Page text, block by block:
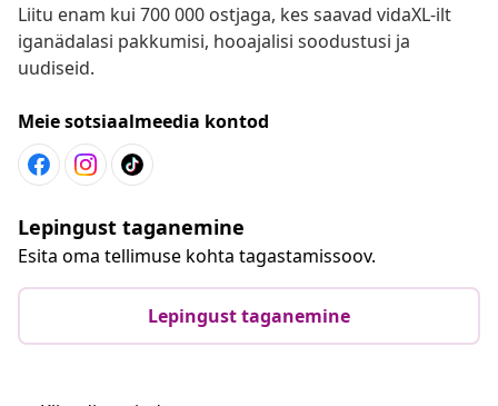
Liitu enam kui 700 000 ostjaga, kes saavad vidaXL-ilt
iganädalasi pakkumisi, hooajalisi soodustusi ja
uudiseid.
Meie sotsiaalmeedia kontod
Lepingust taganemine
Esita oma tellimuse kohta tagastamissoov.
Lepingust taganemine